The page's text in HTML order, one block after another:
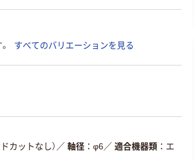
すべてのバリエーションを見る
カットなし） ／ 軸径 φ6／ 適合機器類
エ